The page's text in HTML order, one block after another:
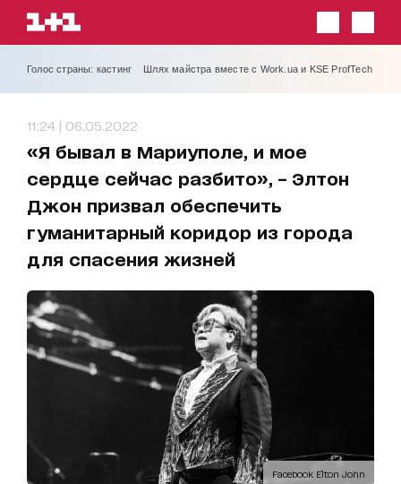
Голос страны: кастинг Шлях майстра вместе с Work.ua и KSE ProfTech
11:24 | 06.05.2022
«Я бывал в Мариуполе, и мое
сердце сейчас разбито», – Элтон
Джон призвал обеспечить
гуманитарный коридор из города
для спасения жизней
Facebook Elton John